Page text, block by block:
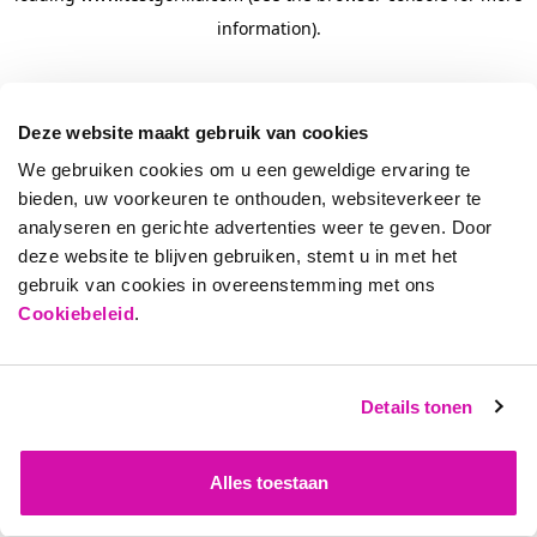
Deze website maakt gebruik van cookies
We gebruiken cookies om u een geweldige ervaring te
bieden, uw voorkeuren te onthouden, websiteverkeer te
analyseren en gerichte advertenties weer te geven. Door
deze website te blijven gebruiken, stemt u in met het
gebruik van cookies in overeenstemming met ons
Cookiebeleid.
Details tonen
Alles toestaan
information).